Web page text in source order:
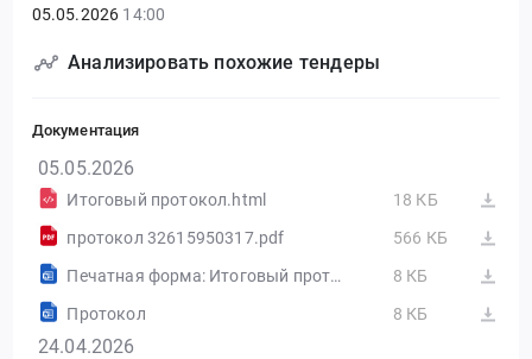
05.05.2026 14:00
Анализировать похожие тендеры
Документация
05.05.2026
Итоговый протокол.html
18 КБ
протокол 32615950317.pdf
566 КБ
Печатная форма: Итоговый протокол №32615950317-01
8 КБ
Протокол
8 КБ
24.04.2026